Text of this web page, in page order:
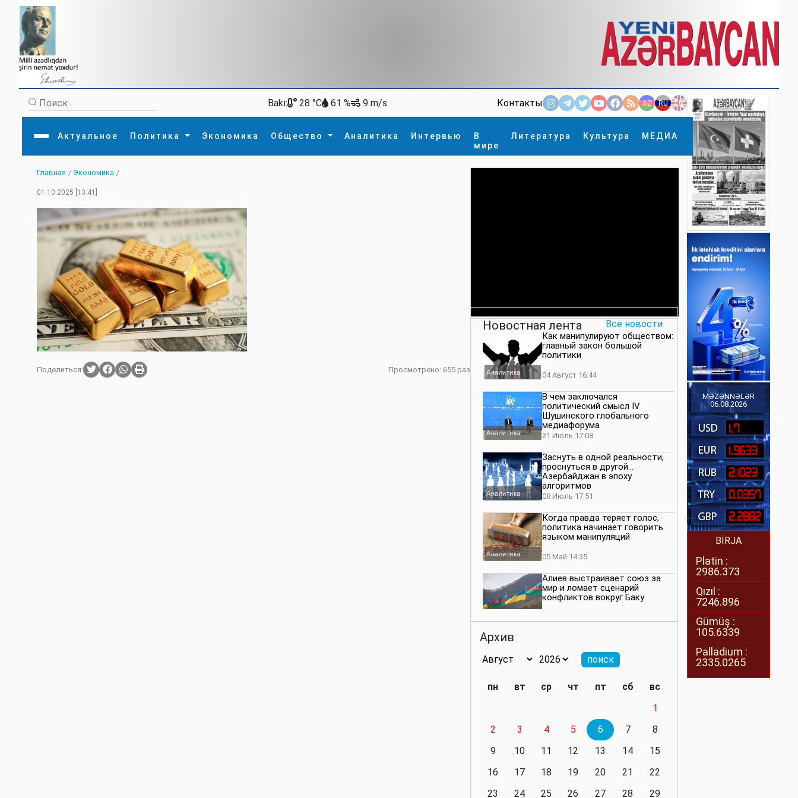
Bakı: 28 °C 61 % 9 m/s Контакты AZ RU EN
Актуальное Политика Экономика Общество Аналитика Интервью
В
мире
Литература Культура МЕДИА
×
Главная
Актуальное
Экономика
Аналитика
Культура
Интервью
Литература
МЕДИА
Внутренняя политикаНаука
Религия
Происшествие
Главная / Экономика /
01.10.2025 [13:41]
Поделиться: Просмотрено: 655 раз
Новостная лента Все новости
Аналитика
Как манипулируют обществом:
главный закон большой
политики
04 Август 16:44
Аналитика
В чем заключался
политический смысл IV
Шушинского глобального
медиафорума
21 Июль 17:08
Аналитика
Заснуть в одной реальности,
проснуться в другой…
Азербайджан в эпоху
алгоритмов
08 Июль 17:51
Аналитика
Когда правда теряет голос,
политика начинает говорить
языком манипуляций
05 Май 14:35
Алиев выстраивает союз за
мир и ломает сценарий
конфликтов вокруг Баку
значимость региона
нейтралитета больше не будет
11 Март 16:36
Политика
президенту приходится все
делать самому
Архив
пн вт ср чт пт сб
вс
1
2
3 4 5 6 7
8
9
10 11 12 13 14
15
16
17 18 19 20 21
22
23
24 25 26 27 28
29
MƏZƏNNƏLƏR
06.08.2026
1.7
1.9633
2.1023
0.0357
2.2882
BİRJA
Platin :
2986.373
Qızıl :
7246.896
Gümüş :
105.6339
Palladium :
2335.0265